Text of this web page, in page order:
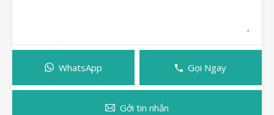
WhatsApp Gọi Ngay
Gởi tin nhắn